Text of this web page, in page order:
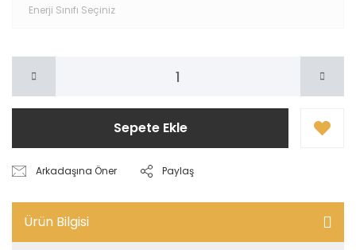
Sepete Ekle
Arkadaşına Öner Paylaş
Ürün Bilgisi